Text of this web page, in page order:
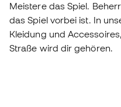
Meistere das Spiel.
das Spiel vorbei ist. In
Kleidung und
Straße wird dir gehören.